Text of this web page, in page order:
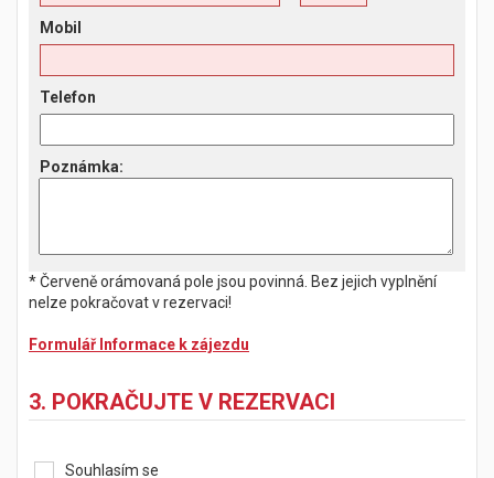
Mobil
Telefon
Poznámka:
* Červeně orámovaná pole jsou povinná. Bez jejich vyplnění
nelze pokračovat v rezervaci!
Formulář Informace k zájezdu
3. POKRAČUJTE V REZERVACI
Souhlasím se